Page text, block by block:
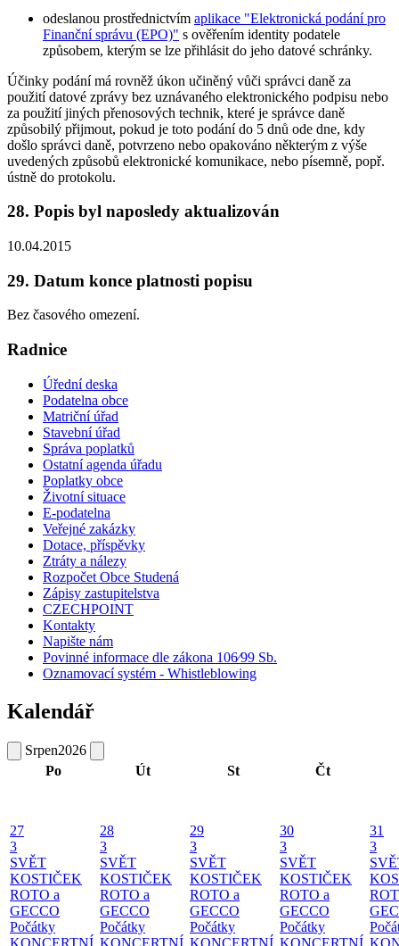
odeslanou prostřednictvím aplikace "Elektronická podání pro
Finanční správu (EPO)" s ověřením identity podatele
způsobem, kterým se lze přihlásit do jeho datové schránky.
Účinky podání má rovněž úkon učiněný vůči správci daně za
použití datové zprávy bez uznávaného elektronického podpisu nebo
za použití jiných přenosových technik, které je správce daně
způsobilý přijmout, pokud je toto podání do 5 dnů ode dne, kdy
došlo správci daně, potvrzeno nebo opakováno některým z výše
uvedených způsobů elektronické komunikace, nebo písemně, popř.
ústně do protokolu.
28. Popis byl naposledy aktualizován
10.04.2015
29. Datum konce platnosti popisu
Bez časového omezení.
Radnice
Úřední deska
Podatelna obce
Matriční úřad
Stavební úřad
Správa poplatků
Ostatní agenda úřadu
Poplatky obce
Životní situace
E-podatelna
Veřejné zakázky
Dotace, příspěvky
Ztráty a nálezy
Rozpočet Obce Studená
Zápisy zastupitelstva
CZECHPOINT
Kontakty
Napište nám
Povinné informace dle zákona 106⁄99 Sb.
Oznamovací systém - Whistleblowing
Kalendář
Srpen2026
Po
Út St Čt
27
3
SVĚT
KOSTIČEK
ROTO a
GECCO
Počátky
KONCERTNÍ
28
3
SVĚT
KOSTIČEK
ROTO a
GECCO
Počátky
KONCERTNÍ
29
3
SVĚT
KOSTIČEK
ROTO a
GECCO
Počátky
KONCERTNÍ
30
3
SVĚT
KOSTIČEK
ROTO a
GECCO
Počátky
KONCERTNÍ
31
3